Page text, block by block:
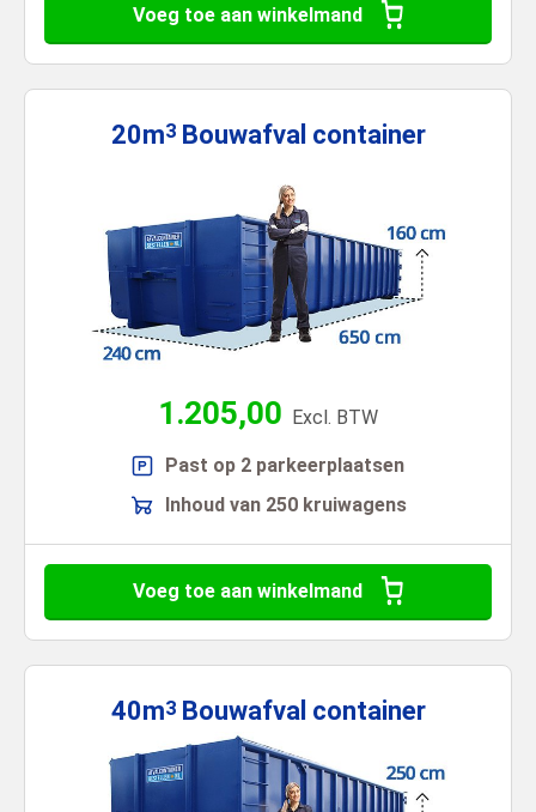
Voeg toe aan winkelmand
20m3 Bouwafval container
1.205,00 Excl. BTW
Past op 2 parkeerplaatsen
Inhoud van 250 kruiwagens
Voeg toe aan winkelmand
40m3 Bouwafval container